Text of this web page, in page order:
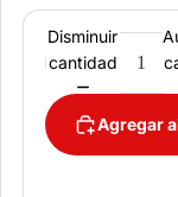
Disminuir
cantidad
Agregar